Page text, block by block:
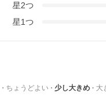
星2つ
星1つ
ちょうどよい 少し大きめ 大